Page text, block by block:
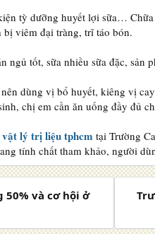
tỳ dưỡng huyết lợi sữa…
bị viêm đại tràng, trĩ táo bón.
ngủ tốt, sữa nhiều sữa đặc, sản
dùng vị bổ huyết, kiêng vị
chị em cần ăn uống đầy đủ
vật lý trị liệu tphcm tại Trường
tính chất tham khảo, người
50% và cơ hội ở